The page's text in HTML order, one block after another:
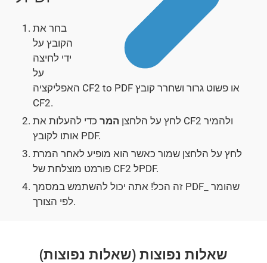
בחר את
הקובץ על
ידי לחיצה
על
האפליקציה CF2 to PDF או פשוט גרור ושחרר קובץ
CF2.
לחץ על הלחצן המר כדי להעלות את CF2 ולהמיר
אותו לקובץ PDF.
לחץ על הלחצן שמור כאשר הוא מופיע לאחר המרת
פורמט מוצלחת של CF2 לPDF.
זה הכל! אתה יכול להשתמש במסמך PDF_ שהומר
לפי הצורך.
שאלות נפוצות (שאלות נפוצות)